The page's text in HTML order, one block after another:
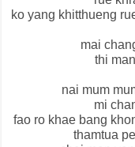
ko yang khitthueng
mai
thi
nai mum
mi
fao ro khae bang
thamtua